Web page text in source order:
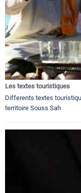
Les textes touristiques
Differents textes
territoire Souss Sah